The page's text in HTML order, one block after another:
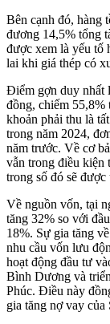
Bên cạnh đó, hàng
đương 14,5% tổng
được xem là yếu tố
lai khi giá thép có
Điểm gợn duy nhất
đồng, chiếm 55,8%
khoản phải thu là
trong năm 2024,
năm trước. Về cơ
vẫn trong điều kiện
trong số đó sẽ
Về nguồn vốn, tại
tăng 32% so với
18%. Sự gia tăng
nhu cầu vốn lưu
hoạt động đầu tư
Bình Dương và
Phúc. Điều này
gia tăng nợ vay của